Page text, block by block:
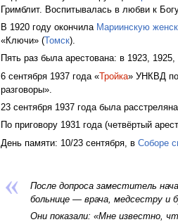
Гримблит. Воспитывалась в любви к
В 1920 году окончила Мариинскую
«Ключи» (Томск).
Пять раз была арестована: в 1923,
6 сентября 1937 года «Тройка» УНКВД по
разговоры».
23 сентября 1937 года была
По приговору 1931 года (четвёртый
День памяти: 10/23 сентября, в Соборе
После допроса заместитель
больнице — врача, медсестру и
Они показали: «Мне известно,